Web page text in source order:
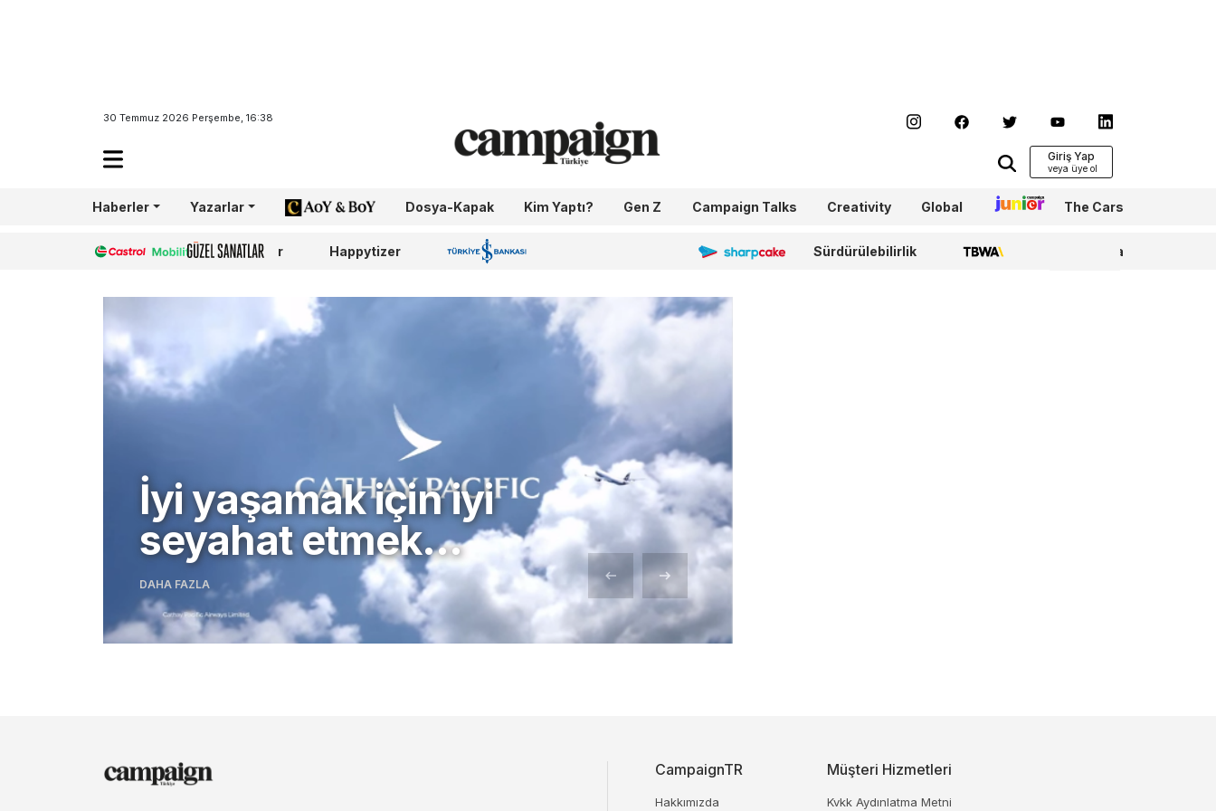
30 Temmuz 2026 Perşembe, 16:38
Giriş Yap
Haberler Yazarlar AoY/BoY Dosya-Kapak Kim Yaptı? Gen Z Campaign Talks Creativity Global Junior The Cars
Castrol Güzel Sanatlar Happytizer İş Bankası 100.Yıl Sharpcake Sürdürülebilirlik TBWA WPP Media
İyi yaşamak için iyi
seyahat etmek…
DAHA FAZLA
CampaignTR
Hakkımızda
Müşteri Hizmetleri
Kvkk Aydınlatma Metni